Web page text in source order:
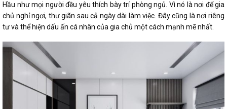
Hầu như mọi người đều yêu thích bày trí phòng ngủ. Vì nó là nơi để gia
chủ nghỉ ngơi, thư giãn sau cả ngày dài làm việc. Đây cũng là nơi riêng
tư và thể hiện dấu ấn cá nhân của gia chủ một cách mạnh mẽ nhất.